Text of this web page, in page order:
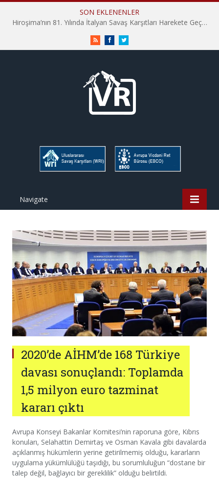
SON EKLENENLER
Hiroşima’nın 81. Yılında İtalyan Savaş Karşıtları Harekete Geçti: “Hatırlamak yeterli değil”
RSS FacebookTwitter
Navigate
2020’de AİHM’de 168 Türkiye
davası sonuçlandı: Toplamda
1,5 milyon euro tazminat
kararı çıktı
Avrupa Konseyi Bakanlar Komitesi’nin raporuna göre, Kıbrıs
konuları, Selahattin Demirtaş ve Osman Kavala gibi davalarda
açıklanmış hükümlerin yerine getirilmemiş olduğu, kararların
uygulama yükümlülüğü taşıdığı, bu sorumluluğun “dostane bir
talep değil, bağlayıcı bir gereklilik” olduğu belirtildi.